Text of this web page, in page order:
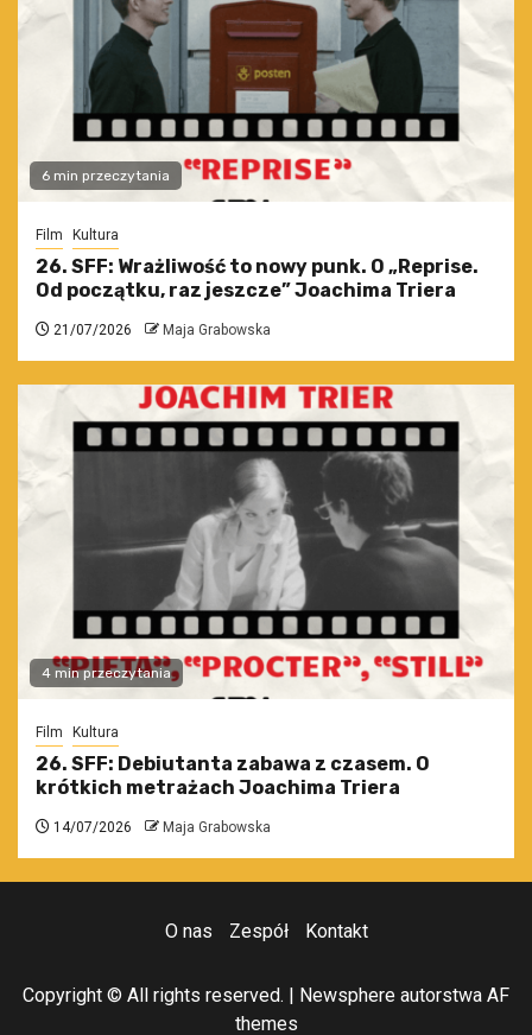
6 min przeczytania
Film Kultura
26. SFF: Wrażliwość to nowy punk. O „Reprise.
Od początku, raz jeszcze” Joachima Triera
21/07/2026 Maja Grabowska
4 min przeczytania
Film Kultura
26. SFF: Debiutanta zabawa z czasem. O
krótkich metrażach Joachima Triera
14/07/2026 Maja Grabowska
O nas Zespół Kontakt
Copyright © All rights reserved. | Newsphere autorstwa AF
themes